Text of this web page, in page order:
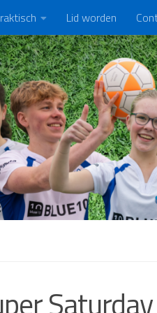
Lid worden
Saturday